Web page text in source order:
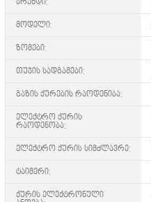
მოდელი:
ზომები:
თუჯის სადგამები:
გაზის ქურების რაოდენიბა:
ელექტრო ქურის
რაოდენობა:
ელექტრო ქურის სიმძლავრე:
ტაიმერი:
ქურის ელექტრონული